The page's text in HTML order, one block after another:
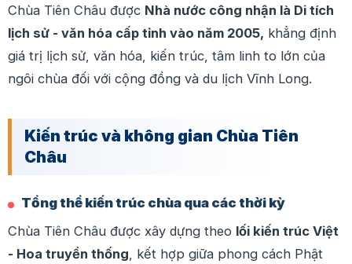
Chùa Tiên Châu được Nhà nước công nhận là Di tích
lịch sử - văn hóa cấp tỉnh vào năm 2005, khẳng định
giá trị lịch sử, văn hóa, kiến trúc, tâm linh to lớn của
ngôi chùa đối với cộng đồng và du lịch Vĩnh Long.
Kiến trúc và không gian Chùa Tiên
Châu
Tổng thể kiến trúc chùa qua các thời kỳ
Chùa Tiên Châu được xây dựng theo lối kiến trúc Việt
- Hoa truyền thống, kết hợp giữa phong cách Phật